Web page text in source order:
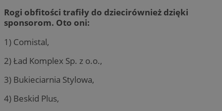
Rogi obfitości trafiły do dziecirównież dzięki
sponsorom. Oto oni:
1) Comistal,
2) Ład Komplex Sp. z o.o.,
3) Bukieciarnia Stylowa,
4) Beskid Plus,